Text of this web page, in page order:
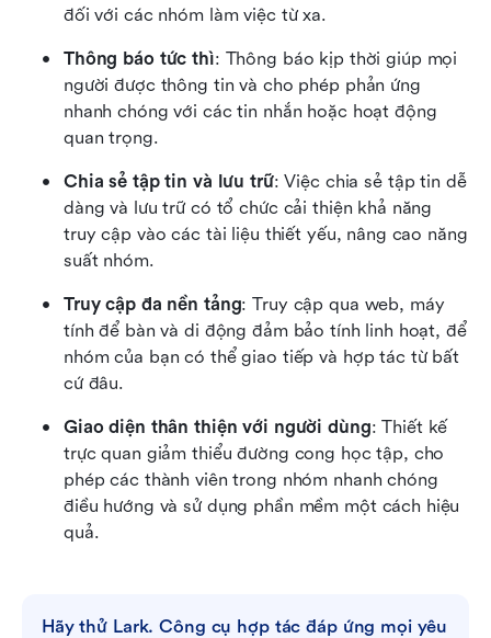
đối với các nhóm làm việc từ xa.
Thông báo tức thì: Thông báo kịp thời giúp mọi
người được thông tin và cho phép phản ứng
nhanh chóng với các tin nhắn hoặc hoạt động
quan trọng.
Chia sẻ tập tin và lưu trữ: Việc chia sẻ tập tin dễ
dàng và lưu trữ có tổ chức cải thiện khả năng
truy cập vào các tài liệu thiết yếu, nâng cao năng
suất nhóm.
Truy cập đa nền tảng: Truy cập qua web, máy
tính để bàn và di động đảm bảo tính linh hoạt, để
nhóm của bạn có thể giao tiếp và hợp tác từ bất
cứ đâu.
Giao diện thân thiện với người dùng: Thiết kế
trực quan giảm thiểu đường cong học tập, cho
phép các thành viên trong nhóm nhanh chóng
điều hướng và sử dụng phần mềm một cách hiệu
quả.
Hãy thử Lark. Công cụ hợp tác đáp ứng mọi yêu